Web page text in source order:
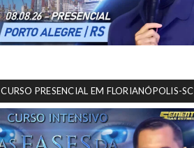
CURSO PRESENCIAL EM FLORIANÓPOLIS-SC